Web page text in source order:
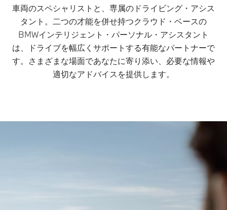
車両のスペシャリストと、専属のドライビング・アシス
タント。二つの才能を併せ持つクラウド・ベースの
BMWインテリジェント・パーソナル・アシスタント
は、ドライブを幅広くサポートする有能なパートナーで
す。さまざまな場面であなたに寄り添い、必要な情報や
適切なアドバイスを提供します。